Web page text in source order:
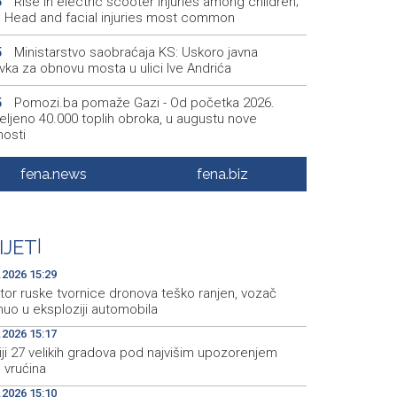
Head and facial injuries most common
Ministarstvo saobraćaja KS: Uskoro javna
za obnovu mosta u ulici Ive Andrića
Pomozi.ba pomaže Gazi - Od početka 2026.
40.000 toplih obroka, u augustu nove
Conference on representation of constituent
kozmetike
Prosecutor's Office indicts former Court of BiH
for alleged embezzlement
fena.news fena.biz
15:29
ruske tvornice dronova teško ranjen, vozač
u eksploziji automobila
15:17
27 velikih gradova pod najvišim upozorenjem
15:10